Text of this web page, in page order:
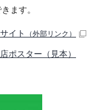
ます。
イト （外部リンク）
ポスター（見本）